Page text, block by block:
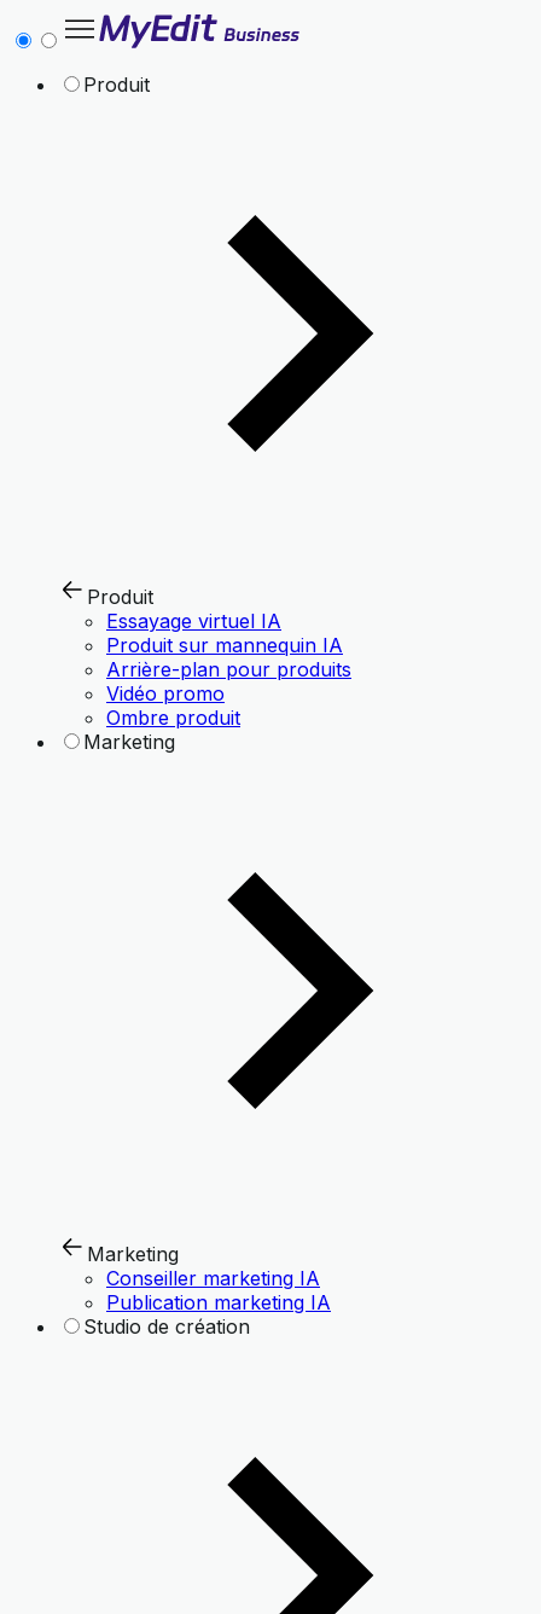
Produit
Produit
Essayage virtuel IA
Produit sur mannequin IA
Arrière-plan pour produits
Vidéo promo
Ombre produit
Marketing
Marketing
Conseiller marketing IA
Publication marketing IA
Studio de création